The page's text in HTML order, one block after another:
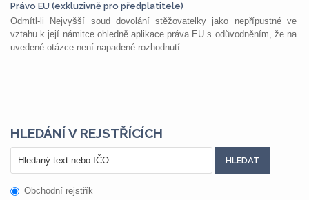
Právo EU (exkluzivně pro předplatitele)
Odmítl-li Nejvyšší soud dovolání stěžovatelky jako nepřípustné ve
vztahu k její námitce ohledně aplikace práva EU s odůvodněním, že na
uvedené otázce není napadené rozhodnutí...
HLEDÁNÍ V REJSTŘÍCÍCH
Obchodní rejstřík